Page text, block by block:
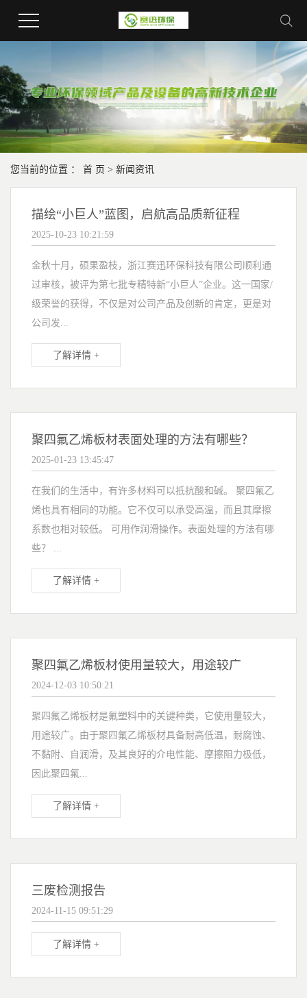
您当前的位置 ： 首 页 > 新闻资讯
描绘“小巨人”蓝图，启航高品质新征程
2025-10-23 10:21:59
金秋十月，硕果盈枝，浙江赛迅环保科技有限公司顺利通
过审核，被评为第七批专精特新“小巨人”企业。这一国家/
级荣誉的获得，不仅是对公司产品及创新的肯定，更是对
公司发...
了解详情 +
聚四氟乙烯板材表面处理的方法有哪些？
2025-01-23 13:45:47
在我们的生活中，有许多材料可以抵抗酸和碱。 聚四氟乙
烯也具有相同的功能。它不仅可以承受高温，而且其摩擦
系数也相对较低。 可用作润滑操作。表面处理的方法有哪
些？ ...
了解详情 +
聚四氟乙烯板材使用量较大，用途较广
2024-12-03 10:50:21
聚四氟乙烯板材是氟塑料中的关键种类，它使用量较大，
用途较广。由于聚四氟乙烯板材具备耐高低温，耐腐蚀、
不黏附、自润滑，及其良好的介电性能、摩擦阻力极低，
因此聚四氟...
了解详情 +
三废检测报告
2024-11-15 09:51:29
了解详情 +